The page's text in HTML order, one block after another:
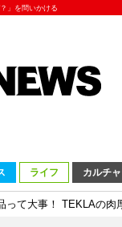
」を問いかける
ライフ カルチ
って大事！ TEKLAの肉